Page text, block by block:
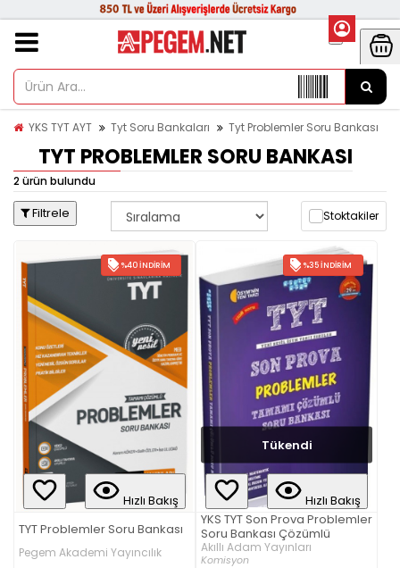
YKS TYT AYT Tyt Soru Bankaları Tyt Problemler Soru Bankası
TYT PROBLEMLER SORU BANKASI
2 ürün bulundu
Filtrele Stoktakiler
%40 İNDIRIM
Hızlı Bakış
TYT Problemler Soru Bankası
Pegem Akademi Yayıncılık
%35 İNDIRIM
Tükendi
Hızlı Bakış
YKS TYT Son Prova Problemler
Soru Bankası Çözümlü
Akıllı Adam Yayınları
Komisyon